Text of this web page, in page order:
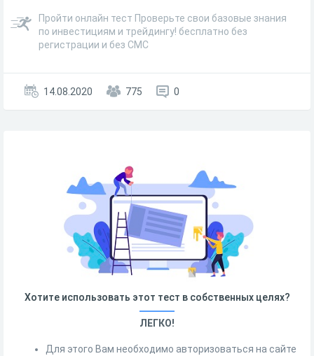
Пройти онлайн тест Проверьте свои базовые знания
по инвестициям и трейдингу! бесплатно без
регистрации и без СМС
14.08.2020 775 0
Хотите использовать этот тест в собственных целях?
ЛЕГКО!
Для этого Вам необходимо авторизоваться на сайте